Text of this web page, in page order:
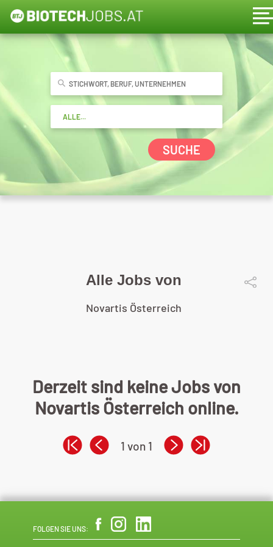
SUCHE
Alle Jobs von
Novartis Österreich
Derzeit sind keine Jobs von
Novartis Österreich online.
1 von 1
FOLGEN SIE UNS: